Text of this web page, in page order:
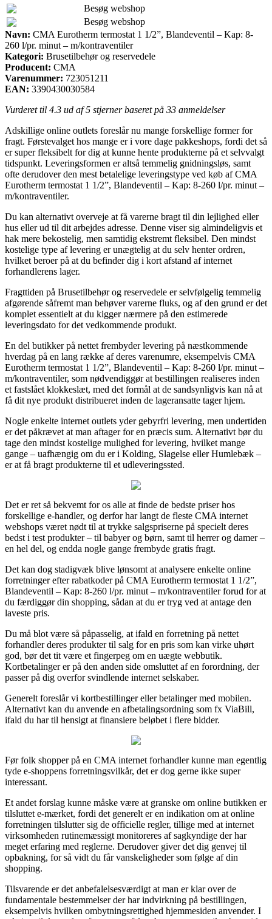
Besøg webshop
Besøg webshop
Navn: CMA Eurotherm termostat 1 1/2”, Blandeventil – Kap: 8-
260 l/pr. minut – m/kontraventiler
Kategori: Brusetilbehør og reservedele
Producent: CMA
Varenummer: 723051211
EAN: 3390430030584
Vurderet til 4.3 ud af 5 stjerner baseret på 33 anmeldelser
Adskillige online outlets foreslår nu mange forskellige former for
fragt. Førstevalget hos mange er i vore dage pakkeshops, fordi det så
er super fleksibelt for dig at kunne hente produkterne på et selvvalgt
tidspunkt. Leveringsformen er altså temmelig gnidningsløs, samt
ofte derudover den mest betalelige leveringstype ved køb af CMA
Eurotherm termostat 1 1/2”, Blandeventil – Kap: 8-260 l/pr. minut –
m/kontraventiler.
Du kan alternativt overveje at få varerne bragt til din lejlighed eller
hus eller ud til dit arbejdes adresse. Denne viser sig almindeligvis et
hak mere bekostelig, men samtidig ekstremt fleksibel. Den mindst
kostelige type af levering er unægtelig at du selv henter ordren,
hvilket beroer på at du befinder dig i kort afstand af internet
forhandlerens lager.
Fragttiden på Brusetilbehør og reservedele er selvfølgelig temmelig
afgørende såfremt man behøver varerne fluks, og af den grund er det
komplet essentielt at du kigger nærmere på den estimerede
leveringsdato for det vedkommende produkt.
En del butikker på nettet frembyder levering på næstkommende
hverdag på en lang række af deres varenumre, eksempelvis CMA
Eurotherm termostat 1 1/2”, Blandeventil – Kap: 8-260 l/pr. minut –
m/kontraventiler, som nødvendiggør at bestillingen realiseres inden
et fastslået klokkeslæt, med det formål at de sandsynligvis kan nå at
få dit nye produkt distribueret inden de lageransatte tager hjem.
Nogle enkelte internet outlets yder gebyrfri levering, men undertiden
er det påkrævet at man aftager for en præcis sum. Alternativt bør du
tage den mindst kostelige mulighed for levering, hvilket mange
gange – uafhængig om du er i Kolding, Slagelse eller Humlebæk –
er at få bragt produkterne til et udleveringssted.
Det er ret så bekvemt for os alle at finde de bedste priser hos
forskellige e-handler, og derfor har langt de fleste CMA internet
webshops været nødt til at trykke salgspriserne på specielt deres
bedst i test produkter – til babyer og børn, samt til herrer og damer –
en hel del, og endda nogle gange frembyde gratis fragt.
Det kan dog stadigvæk blive lønsomt at analysere enkelte online
forretninger efter rabatkoder på CMA Eurotherm termostat 1 1/2”,
Blandeventil – Kap: 8-260 l/pr. minut – m/kontraventiler forud for at
du færdiggør din shopping, sådan at du er tryg ved at antage den
laveste pris.
Du må blot være så påpasselig, at ifald en forretning på nettet
forhandler deres produkter til salg for en pris som kan virke uhørt
god, bør det tit være et fingerpeg om en uægte webbutik.
Kortbetalinger er på den anden side omsluttet af en forordning, der
passer på dig overfor svindlende internet selskaber.
Generelt foreslår vi kortbestillinger eller betalinger med mobilen.
Alternativt kan du anvende en afbetalingsordning som fx ViaBill,
ifald du har til hensigt at finansiere beløbet i flere bidder.
Før folk shopper på en CMA internet forhandler kunne man egentlig
tyde e-shoppens forretningsvilkår, det er dog gerne ikke super
interessant.
Et andet forslag kunne måske være at granske om online butikken er
tilsluttet e-mærket, fordi det generelt er en indikation om at online
forretningen tilslutter sig de officielle regler, tillige med at internet
virksomheden rutinemæssigt monitoreres af sagkyndige der har
meget erfaring med reglerne. Derudover giver det dig genvej til
opbakning, for så vidt du får vanskeligheder som følge af din
shopping.
Tilsvarende er det anbefalelsesværdigt at man er klar over de
fundamentale bestemmelser der har indvirkning på bestillingen,
eksempelvis hvilken ombytningsrettighed hjemmesiden anvender. I